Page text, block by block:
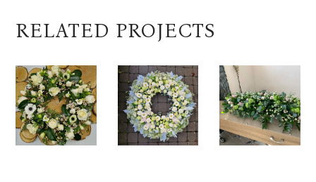
RELATED PROJECTS
Enterre
ments 1
Enterrements
Enterre
ments 2
Enterrements
Enterre
ments 3
Enterrements